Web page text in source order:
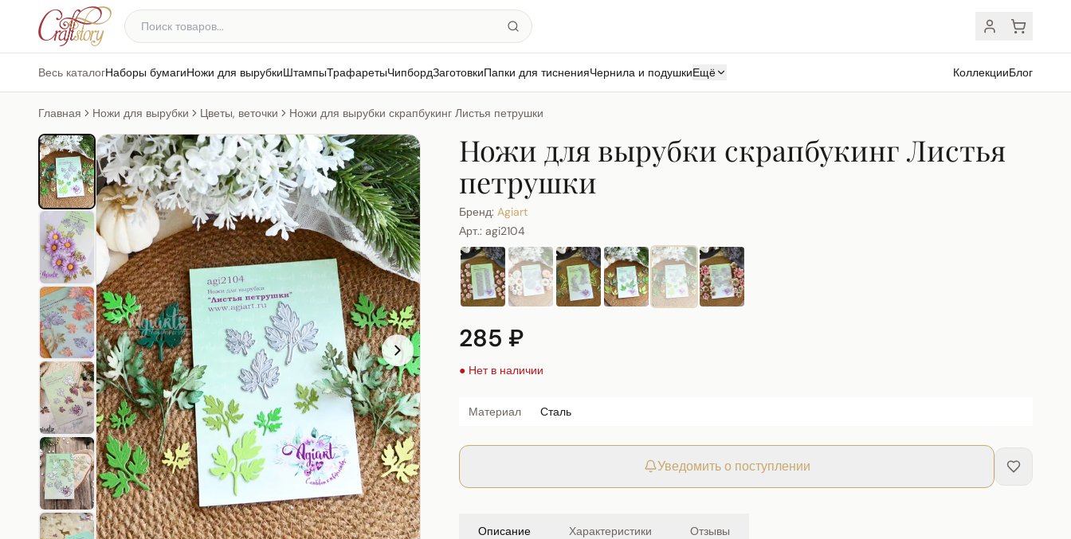
Весь каталогНаборы бумагиНожи для вырубкиШтампыТрафаретыЧипбордЗаготовкиПапки для тисненияЧернила и подушкиЕщё КоллекцииБлог
Главная Ножи для вырубки Цветы, веточки Ножи для вырубки скрапбукинг Листья петрушки
Ножи для вырубки скрапбукинг Листья
петрушки
Бренд: Agiart
Арт.: agi2104
285 ₽
● Нет в наличии
Материал Сталь
Уведомить о поступлении
Описание Характеристики Отзывы